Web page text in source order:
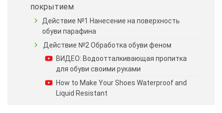
покрытием
Действие №1 Нанесение на поверхность
обуви парафина
Действие №2 Обработка обуви феном
ВИДЕО: Водоотталкивающая пропитка
для обуви своими руками
How to Make Your Shoes Waterproof and
Liquid Resistant